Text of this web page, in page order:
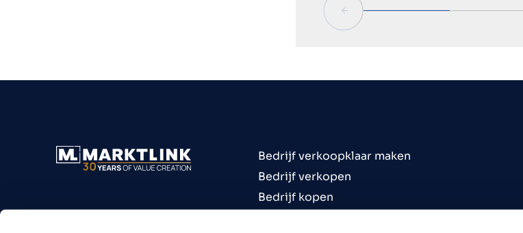
Bedrijf verkoopklaar maken
Bedrijf verkopen
Bedrijf kopen